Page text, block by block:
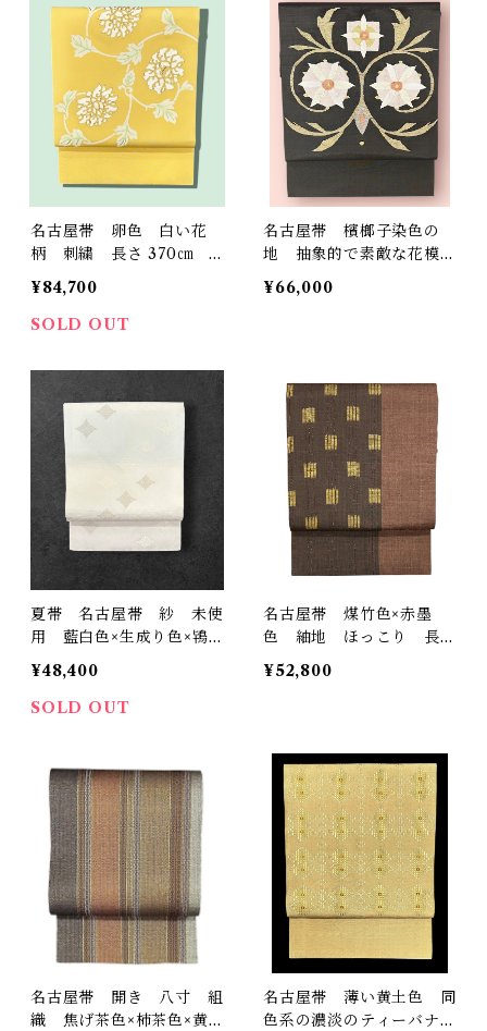
名古屋帯 卵色 白い花
柄 刺繍 長さ 370㎝ Q
5684
¥84,700
SOLD OUT
名古屋帯 檳榔子染色の
地 抽象的で素敵な花模
様 長さ 364㎝ Q4918
¥66,000
夏帯 名古屋帯 紗 未使
用 藍白色×生成り色×鴇
鼠色の地 七宝繋ぎ 三幸
織物 証紙つき 長さ 365
㎝ Q5833
¥48,400
SOLD OUT
名古屋帯 煤竹色×赤墨
色 紬地 ほっこり 長さ
364㎝ Q5123
¥52,800
名古屋帯 開き 八寸 組
織 焦げ茶色×柿茶色×黄
名古屋帯 薄い黄土色 同
色系の濃淡のティーバナ花